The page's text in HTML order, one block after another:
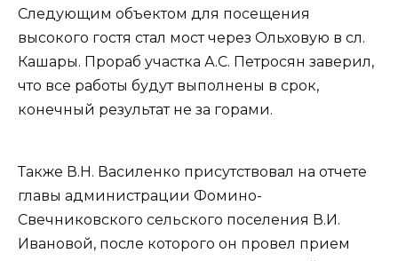
Следующим объектом для посещения
высокого гостя стал мост через Ольховую в сл.
Кашары. Прораб участка А.С. Петросян заверил,
что все работы будут выполнены в срок,
конечный результат не за горами.
Также В.Н. Василенко присутствовал на отчете
главы администрации Фомино-
Свечниковского сельского поселения В.И.
Ивановой, после которого он провел прием